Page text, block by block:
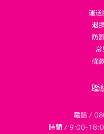
運
退
防
常
條
聯
電話 /
時間 / 9:00-